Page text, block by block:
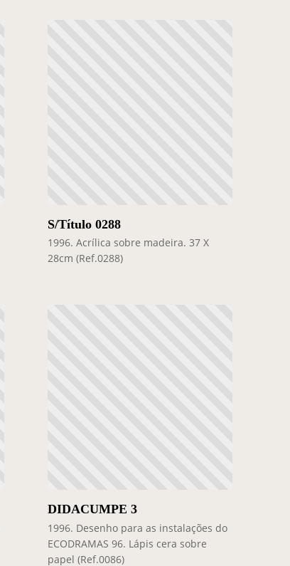
S/Título 0288
1996. Acrílica sobre madeira. 37 X
28cm (Ref.0288)
DIDACUMPE 3
1996. Desenho para as instalações do
ECODRAMAS 96. Lápis cera sobre
papel (Ref.0086)